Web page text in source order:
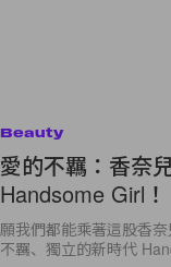
Beauty
愛的不羈：香奈
Handsome Girl！
願我們都能乘著這股香
不羈、獨立的新時代